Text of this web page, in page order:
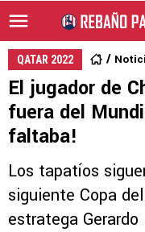
QATAR 2022
El jugador de
fuera del
faltaba!
Los tapatíos
siguiente Copa
estratega